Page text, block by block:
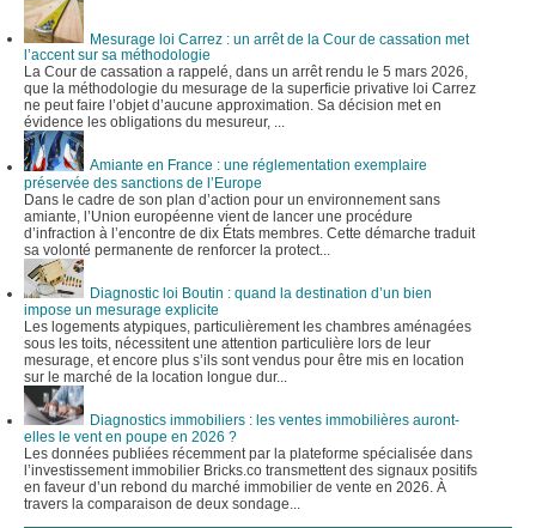
Mesurage loi Carrez : un arrêt de la Cour de cassation met
l’accent sur sa méthodologie
La Cour de cassation a rappelé, dans un arrêt rendu le 5 mars 2026,
que la méthodologie du mesurage de la superficie privative loi Carrez
ne peut faire l’objet d’aucune approximation. Sa décision met en
évidence les obligations du mesureur, ...
Amiante en France : une réglementation exemplaire
préservée des sanctions de l’Europe
Dans le cadre de son plan d’action pour un environnement sans
amiante, l’Union européenne vient de lancer une procédure
d’infraction à l’encontre de dix États membres. Cette démarche traduit
sa volonté permanente de renforcer la protect...
Diagnostic loi Boutin : quand la destination d’un bien
impose un mesurage explicite
Les logements atypiques, particulièrement les chambres aménagées
sous les toits, nécessitent une attention particulière lors de leur
mesurage, et encore plus s’ils sont vendus pour être mis en location
sur le marché de la location longue dur...
Diagnostics immobiliers : les ventes immobilières auront-
elles le vent en poupe en 2026 ?
Les données publiées récemment par la plateforme spécialisée dans
l’investissement immobilier Bricks.co transmettent des signaux positifs
en faveur d’un rebond du marché immobilier de vente en 2026. À
travers la comparaison de deux sondage...